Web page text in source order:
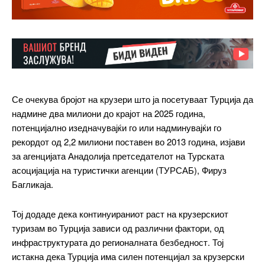
Се очекува бројот на крузери што ја посетуваат Турција да
надмине два милиони до крајот на 2025 година,
потенцијално изедначувајќи го или надминувајќи го
рекордот од 2,2 милиони поставен во 2013 година, изјави
за агенцијата Анадолија претседателот на Турската
асоцијација на туристички агенции (ТУРСАБ), Фируз
Багликаја.
Тој додаде дека континуираниот раст на крузерскиот
туризам во Турција зависи од различни фактори, од
инфраструктурата до регионалната безбедност. Тој
истакна дека Турција има силен потенцијал за крузерски